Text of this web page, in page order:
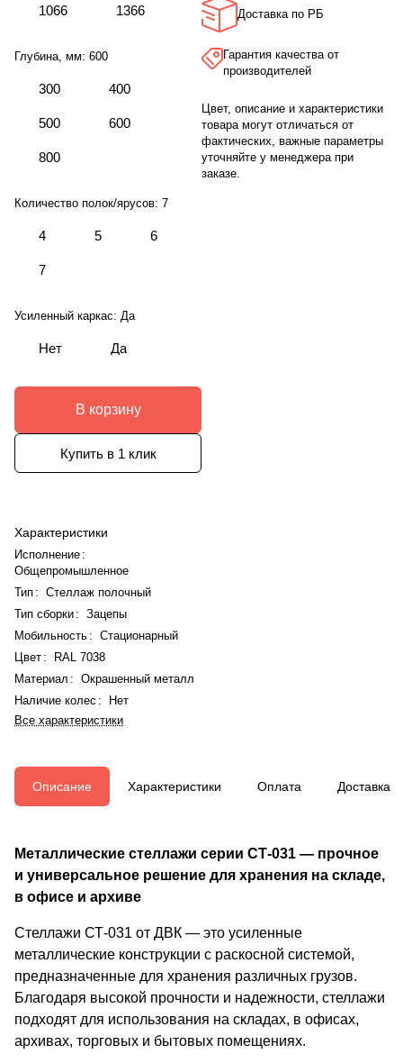
1066 1366
Глубина, мм: 600
300 400
500 600
800
Количество полок/ярусов: 7
4 5 6
7
Усиленный каркас: Да
Нет Да
В корзину
Купить в 1 клик
Характеристики
Исполнение :
Общепромышленное
Тип : Стеллаж полочный
Тип сборки: Зацепы
Мобильность : Стационарный
Цвет :
RAL 7038
Материал : Окрашенный металл
Наличие колес :
Нет
Все характеристики
Доставка по РБ
Гарантия качества от
производителей
Цвет, описание и характеристики
товара могут отличаться от
фактических, важные параметры
уточняйте у менеджера при
заказе.
Описание Характеристики Оплата Доставка
Металлические стеллажи серии СТ-031 — прочное
и универсальное решение для хранения на складе,
в офисе и архиве
Стеллажи СТ-031 от ДВК — это усиленные
металлические конструкции с раскосной системой,
предназначенные для хранения различных грузов.
Благодаря высокой прочности и надежности, стеллажи
подходят для использования на складах, в офисах,
архивах, торговых и бытовых помещениях.